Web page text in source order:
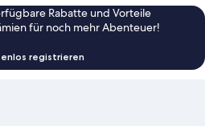
Rabatte und Vorteile
für noch mehr Abenteuer!
registrieren